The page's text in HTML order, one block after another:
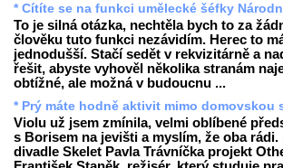
* Cítíte se na funkci umělecké šéfky
To je silná otázka, nechtěla bych to za
člověku tuto funkci nezávidím. Herec to
jednodušší. Stačí sedět v rekvizitárně a
řešit, abyste vyhověl několika stranám
obtížné, ale možná v budoucnu ...
* Prý máte hodně aktivit mimo domovskou
Violu už jsem zmínila, velmi oblíbené
s Borisem na jevišti a myslím, že oba
divadle Skelet Pavla Trávníčka projekt